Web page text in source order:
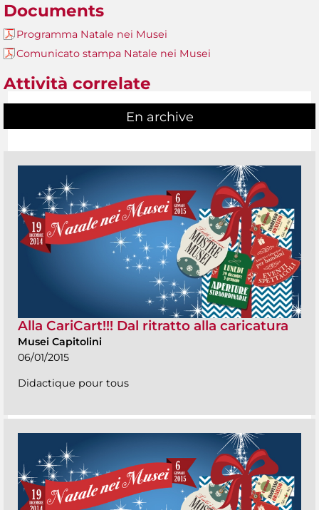
Documents
Programma Natale nei Musei
Comunicato stampa Natale nei Musei
Attività correlate
En archive
Alla CariCart!!! Dal ritratto alla caricatura
Musei Capitolini
06/01/2015
Didactique pour tous